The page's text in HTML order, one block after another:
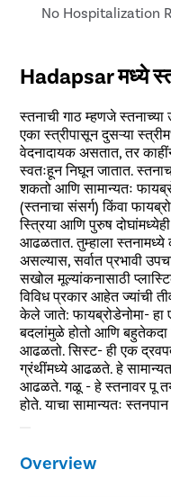
No Hospitalization
Hadapsar मध्ये
स्तनाची गाठ म्हणजे स्तनाच्या
एका स्त्रीपासून दुसऱ्या
वेदनादायक असतात, तर
स्वतःहून निघून जातात.
शकतो आणि सामान्यतः
(स्तनाचा संसर्ग) किंवा
स्त्रिया आणि पुरुष
आढळतात. तुम्हाला
असल्यास, सर्वात प्रभावी
सखोल मूल्यांकनासाठी
विविध प्रकार आहेत ज्यांची
केले जाते: फायब्रोडेनोमा-
बदलांमुळे होतो आणि बहुतेकदा
आढळतो. सिस्ट- ही एक
ग्रंथींमध्ये आढळते. हे
आढळते. गळू - हे स्तनावर पू
होते. याचा सामान्यतः
Overview